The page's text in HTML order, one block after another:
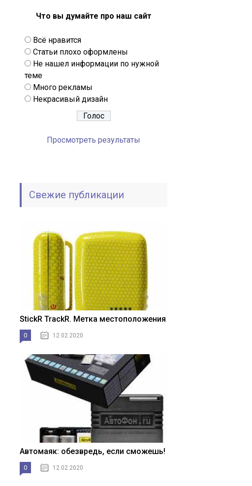
Что вы думайте про наш сайт
Всё нравится
Статьи плохо оформлены
Не нашел информации по нужной
теме
Много рекламы
Некрасивый дизайн
Просмотреть результаты
Свежие публикации
StickR TrackR. Метка местоположения
0 12.02.2020
Автомаяк: обезвредь, если сможешь!
0 12.02.2020